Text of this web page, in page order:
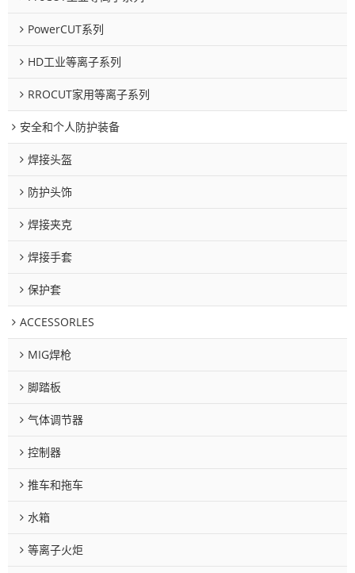
PowerCUT系列
HD工业等离子系列
RROCUT家用等离子系列
安全和个人防护装备
焊接头盔
防护头饰
焊接夹克
焊接手套
保护套
ACCESSORLES
MIG焊枪
脚踏板
气体调节器
控制器
推车和拖车
水箱
等离子火炬